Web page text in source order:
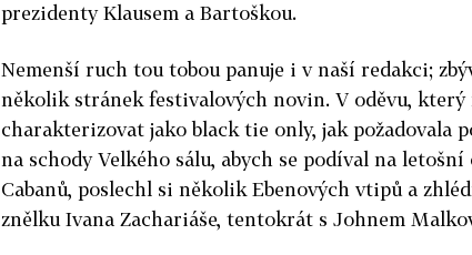
prezidenty Klausem a Bartoškou.
Nemenší ruch tou tobou panuje i v naší redakci;
několik stránek festivalových novin. V oděvu, který
charakterizovat jako black tie only, jak požadovala
na schody Velkého sálu, abych se podíval na
Cabanů, poslechl si několik Ebenových vtipů a
znělku Ivana Zachariáše, tentokrát s Johnem